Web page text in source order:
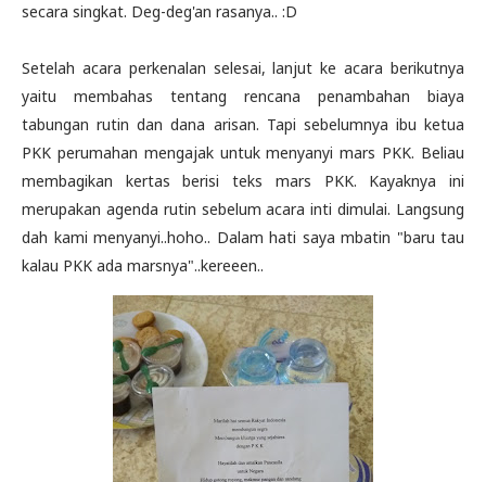
secara singkat. Deg-deg'an rasanya.. :D
Setelah acara perkenalan selesai, lanjut ke acara berikutnya
yaitu membahas tentang rencana penambahan biaya
tabungan rutin dan dana arisan. Tapi sebelumnya ibu ketua
PKK perumahan mengajak untuk menyanyi mars PKK. Beliau
membagikan kertas berisi teks mars PKK. Kayaknya ini
merupakan agenda rutin sebelum acara inti dimulai. Langsung
dah kami menyanyi..hoho.. Dalam hati saya mbatin "baru tau
kalau PKK ada marsnya"..kereeen..